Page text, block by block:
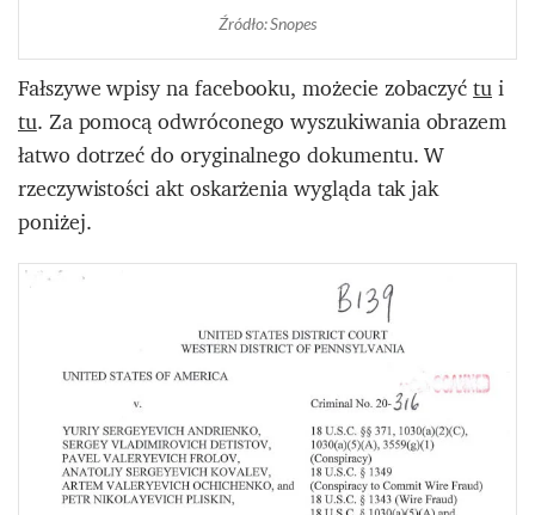
Źródło: Snopes
Fałszywe wpisy na facebooku, możecie zobaczyćtui
tu. Za pomocą odwróconego wyszukiwania obrazem
łatwo dotrzeć do oryginalnego dokumentu. W
rzeczywistości akt oskarżenia wygląda tak jak
poniżej.